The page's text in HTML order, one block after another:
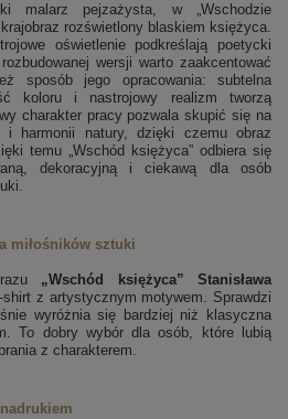
malarz pejzażysta, w „Wschodzie
rozświetlony blaskiem księżyca.
oświetlenie podkreślają poetycki
wersji warto zaakcentować
sposób jego opracowania: subtelna
koloru i nastrojowy realizm tworzą
charakter pracy pozwala skupić się na
i harmonii natury, dzięki czemu obraz
temu „Wschód księżyca” odbiera się
dekoracyjną i ciekawą dla osób
miłośników sztuki
„Wschód księżyca” Stanisława
shirt z artystycznym motywem. Sprawdzi
wyróżnia się bardziej niż klasyczna
To dobry wybór dla osób, które lubią
z charakterem.